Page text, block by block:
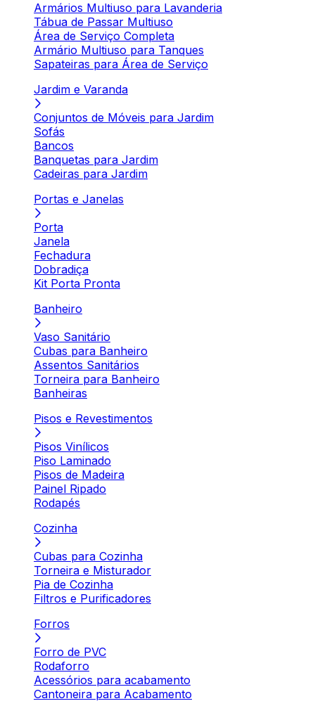
Armários Multiuso para Lavanderia
Tábua de Passar Multiuso
Área de Serviço Completa
Armário Multiuso para Tanques
Sapateiras para Área de Serviço
Jardim e Varanda
Conjuntos de Móveis para Jardim
Sofás
Bancos
Banquetas para Jardim
Cadeiras para Jardim
Portas e Janelas
Porta
Janela
Fechadura
Dobradiça
Kit Porta Pronta
Banheiro
Vaso Sanitário
Cubas para Banheiro
Assentos Sanitários
Torneira para Banheiro
Banheiras
Pisos e Revestimentos
Pisos Vinílicos
Piso Laminado
Pisos de Madeira
Painel Ripado
Rodapés
Cozinha
Cubas para Cozinha
Torneira e Misturador
Pia de Cozinha
Filtros e Purificadores
Forros
Forro de PVC
Rodaforro
Acessórios para acabamento
Cantoneira para Acabamento